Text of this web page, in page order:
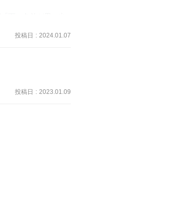
！って思考にな
みておこう、なん
ころで終わってい
疲れ始めた。
人公と同じように
憩されちゃうと読
で、喧嘩＝アクシ
ているのがまた絶
投稿日 : 2024.01.07
がいない街」の意
投稿日 : 2023.01.09